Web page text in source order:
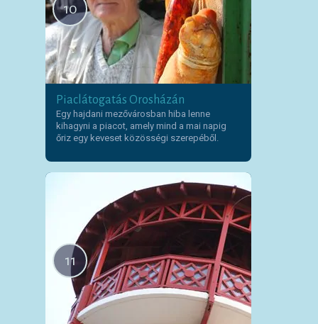
10
Piaclátogatás Orosházán
Egy hajdani mezővárosban hiba lenne
kihagyni a piacot, amely mind a mai napig
őriz egy keveset közösségi szerepéből.
11